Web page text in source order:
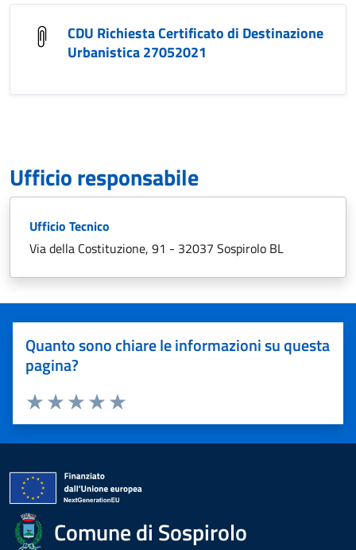
CDU Richiesta Certificato di Destinazione
Urbanistica 27052021
Ufficio responsabile
Ufficio Tecnico
Via della Costituzione, 91 - 32037 Sospirolo BL
Quanto sono chiare le informazioni su questa
pagina?
Valuta 5 stelle su 5
Valuta 4 stelle su 5
Valuta 3 stelle su 5
Valuta 2 stelle su 5
Valuta 1 stelle su 5
Comune di Sospirolo